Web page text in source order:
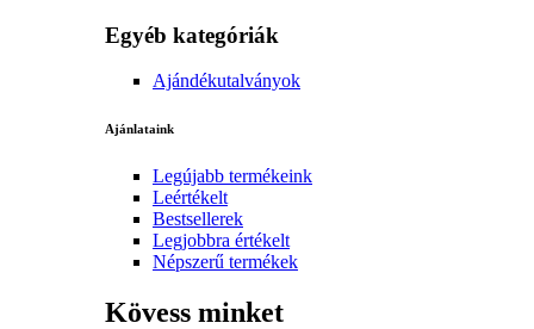
Egyéb kategóriák
Ajándékutalványok
Ajánlataink
Legújabb termékeink
Leértékelt
Bestsellerek
Legjobbra értékelt
Népszerű termékek
Kövess minket